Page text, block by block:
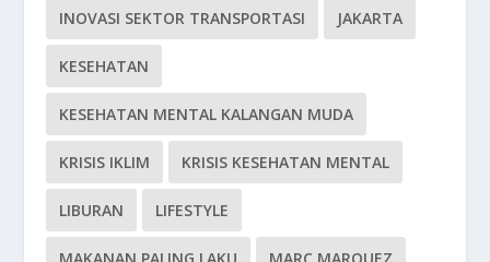
INOVASI SEKTOR TRANSPORTASI JAKARTA
KESEHATAN
KESEHATAN MENTAL KALANGAN MUDA
KRISIS IKLIM KRISIS KESEHATAN MENTAL
LIBURAN LIFESTYLE
MAKANAN PALING LAKU MARC MARQUEZ